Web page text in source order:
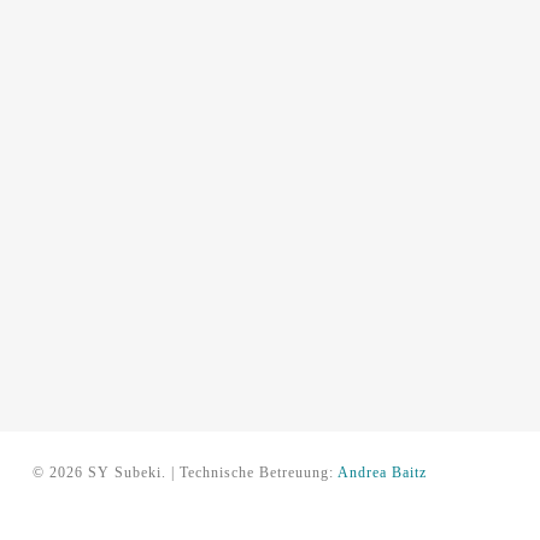
© 2026 SY Subeki. | Technische Betreuung: Andrea Baitz